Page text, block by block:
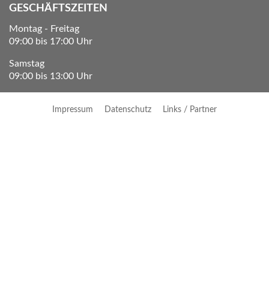
GESCHÄFTSZEITEN
Montag - Freitag
09:00 bis 17:00 Uhr
Samstag
09:00 bis 13:00 Uhr
Impressum Datenschutz Links / Partner